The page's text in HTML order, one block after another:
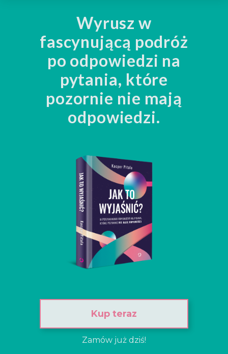
Wyrusz w
fascynującą podróż
po odpowiedzi na
pytania, które
pozornie nie mają
odpowiedzi.
Kup teraz
Zamów już dziś!